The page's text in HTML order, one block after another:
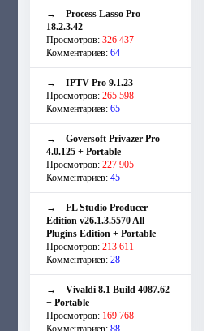
→ Process Lasso Pro
18.2.3.42
Просмотров: 326 437
Комментариев: 64
→ IPTV Pro 9.1.23
Просмотров: 265 598
Комментариев: 65
→ Goversoft Privazer Pro
4.0.125 + Portable
Просмотров: 227 905
Комментариев: 45
→ FL Studio Producer
Edition v26.1.3.5570 All
Plugins Edition + Portable
Просмотров: 213 611
Комментариев: 28
→ Vivaldi 8.1 Build 4087.62
+ Portable
Просмотров: 169 768
Комментариев: 88